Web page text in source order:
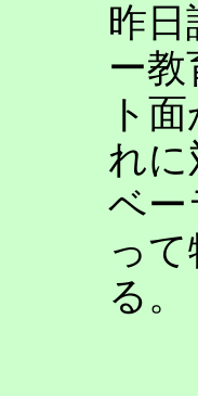
昨
ー
ト
れ
ベー
っ
る。